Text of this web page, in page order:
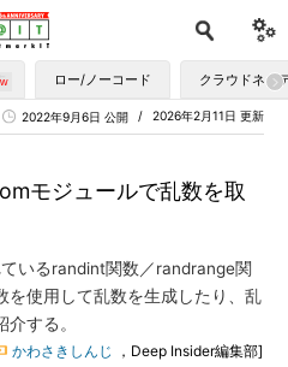
ロー/ノーコード クラウドネイ
2026年2月11日 更新
2022年9月6日 公開
モジュールで乱数を取
いるrandint関数／randrange関
使用して乱数を生成したり、乱
する。
かわさきしんじ
，Deep Insider編集部]